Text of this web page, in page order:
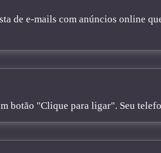
de e-mails com anúncios online
botão "Clique para ligar". Seu